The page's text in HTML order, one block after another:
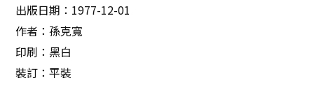
出版日期：1977-12-01
作者：孫克寬
印刷：黑白
裝訂：平裝